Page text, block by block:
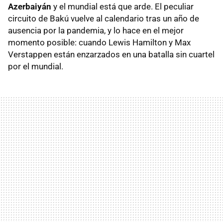
Azerbaiyán y el mundial está que arde. El peculiar
circuito de Bakú vuelve al calendario tras un año de
ausencia por la pandemia, y lo hace en el mejor
momento posible: cuando Lewis Hamilton y Max
Verstappen están enzarzados en una batalla sin cuartel
por el mundial.